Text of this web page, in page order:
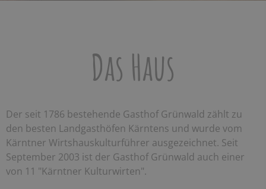
Das Haus
Der seit 1786 bestehende Gasthof Grünwald zählt zu
den besten Landgasthöfen Kärntens und wurde vom
Kärntner Wirtshauskulturführer ausgezeichnet. Seit
September 2003 ist der Gasthof Grünwald auch einer
von 11 "Kärntner Kulturwirten".